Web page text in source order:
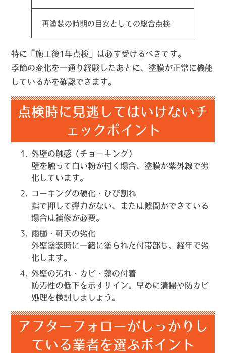
再塗装の時期の目安としての総合点検
特に「施工後1年点検」は必ず受けるべきです。
季節の変化を一通り経験したあとに、塗膜が正常に機能
しているかを確認できます。
点検時に見逃してはいけないチ
ェックポイント
外壁の触感（チョーキング）
壁を触って白い粉が付く場合、塗膜が紫外線で劣
化しています。
コーキングの硬化・ひび割れ
指で押して弾力がない、または隙間ができている
場合は補修が必要。
雨樋・軒天の劣化
外壁塗装時に一緒に塗られた付帯部も、経年で劣
化します。
外壁の汚れ・カビ・藻の付着
防汚性の低下を示すサイン。早めに清掃や防カビ
処理を検討しましょう。
アフターフォローがしっかりし
ている業者を選ぶポイント